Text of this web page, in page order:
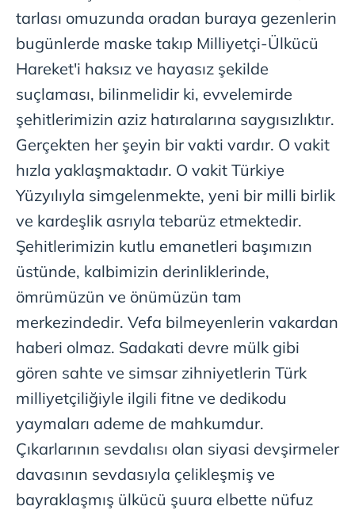
tarlası omuzunda oradan buraya gezenlerin
bugünlerde maske takıp Milliyetçi-Ülkücü
Hareket'i haksız ve hayasız şekilde
suçlaması, bilinmelidir ki, evvelemirde
şehitlerimizin aziz hatıralarına saygısızlıktır.
Gerçekten her şeyin bir vakti vardır. O vakit
hızla yaklaşmaktadır. O vakit Türkiye
Yüzyılıyla simgelenmekte, yeni bir milli birlik
ve kardeşlik asrıyla tebarüz etmektedir.
Şehitlerimizin kutlu emanetleri başımızın
üstünde, kalbimizin derinliklerinde,
ömrümüzün ve önümüzün tam
merkezindedir. Vefa bilmeyenlerin vakardan
haberi olmaz. Sadakati devre mülk gibi
gören sahte ve simsar zihniyetlerin Türk
milliyetçiliğiyle ilgili fitne ve dedikodu
yaymaları ademe de mahkumdur.
Çıkarlarının sevdalısı olan siyasi devşirmeler
davasının sevdasıyla çelikleşmiş ve
bayraklaşmış ülkücü şuura elbette nüfuz